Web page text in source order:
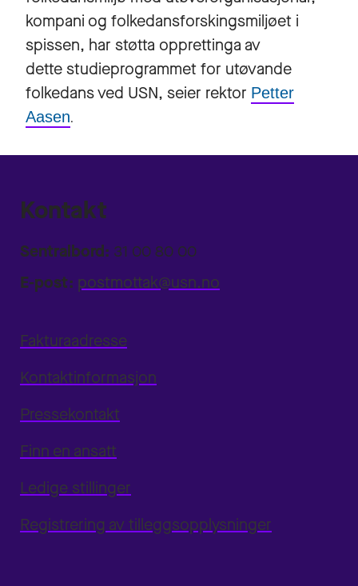
kompani og folkedansforskingsmiljøet i
spissen, har støtta opprettinga av
dette studieprogrammet for utøvande
folkedans ved USN, seier rektor Petter
Aasen.
Kontakt
Sentralbord: 31 00 80 00
E-post: postmottak@usn.no
Fakturaadresse
Kontaktinformasjon
Pressekontakt
Finn en ansatt
Ledige stillinger
Registrering av tilleggsopplysninger